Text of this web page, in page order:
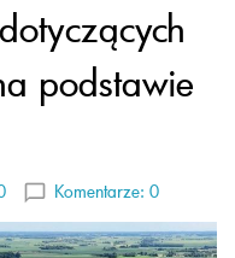
podstawie
Komentarze: 0